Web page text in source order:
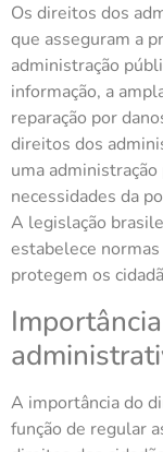
Os direitos dos
que asseguram a
administração
informação, a
reparação por
direitos dos
uma
necessidades da
A legislação
estabelece
protegem os
A importância do
função de regular